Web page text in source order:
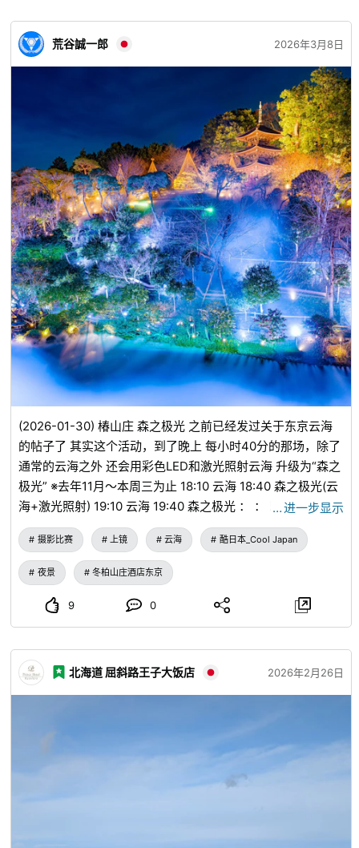
口与双重云海。运气好的话，您还可能看到流入摩周湖的幻影
瀑布雾气。 ※第一张图片 【津别峠展望台】※第二张图片 从
947米的展望台观看云海，令人震撼! 在日出时刻观赏神圣的
云海是最佳时机。这是让粉丝陶醉的景色。7月1日左
右/3:45，8月1日左右/4:15，9月1日左右/4:45 【美幌峠展望
景，屈斜路湖大得无法完全装入取景器。这里是欣赏巨大云海
的最佳地点。 【藻琴峠展望台】※第四张图片 即使稍微睡晚
也能看到的云海! 这里的海拔仅次于津别峠，津别峠日出后，
从这里可以顺光拍摄。根据云的状况，可以看到云的流动和碰
撞的景象。 🚨准备工作要做好‼︎ 春秋等季节变换时，不仅早
晨会比想象中寒冷。请尽量准备保暖的衣物。若天气热，可以
脱掉衣物，但强风等情况可能会让您无法在现场停留。建议穿
着可以脱卸的重叠衣物，以便调节。 详情请查看弟子屈导
航。
荒谷誠一郎 2026年3月8日
(2026-01-30) 椿山庄 森之极光 之前已经发过关于东京云海
的帖子了 其实这个活动，到了晚上 每小时40分的那场，除了
通常的云海之外 还会用彩色LED和激光照射云海 升级为“森之
极光” ※去年11月～本周三为止 18:10 云海 18:40 森之极光(云
海+激光照射) 19:10 云海 19:40 森之极光 ： ： 就是这种感觉
不是“东京云海” 而是“森之极光” 这就是 2026年第一次人生不
留遗憾的挑战 即使是微风，雾气也会 大举向这边移动 或者向
意想不到的方向飘去 时刻都在改变它的表情 所以要多拍一
些，然后从中挑选出感觉不错的 几张
…进一步显示
摄影比赛 上镜 云海 酷日本_Cool Japan
夜景 冬柏山庄酒店东京
9 0
北海道 屈斜路王子大饭店 2026年2月26日